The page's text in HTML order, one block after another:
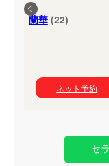
蘭華(22)
ネット予約
セ